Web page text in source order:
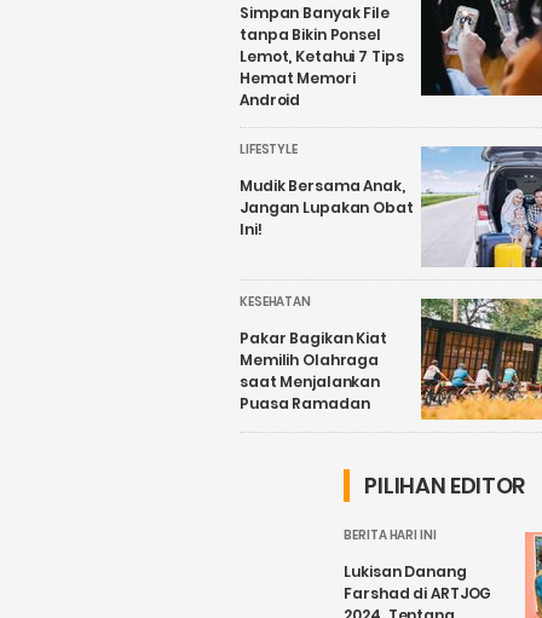
Simpan Banyak File
tanpa Bikin Ponsel
Lemot, Ketahui 7 Tips
Hemat Memori
Android
LIFESTYLE
Mudik Bersama Anak,
Jangan Lupakan Obat
Ini!
KESEHATAN
Pakar Bagikan Kiat
Memilih Olahraga
saat Menjalankan
Puasa Ramadan
PILIHAN EDITOR
BERITA HARI INI
Lukisan Danang
Farshad di ARTJOG